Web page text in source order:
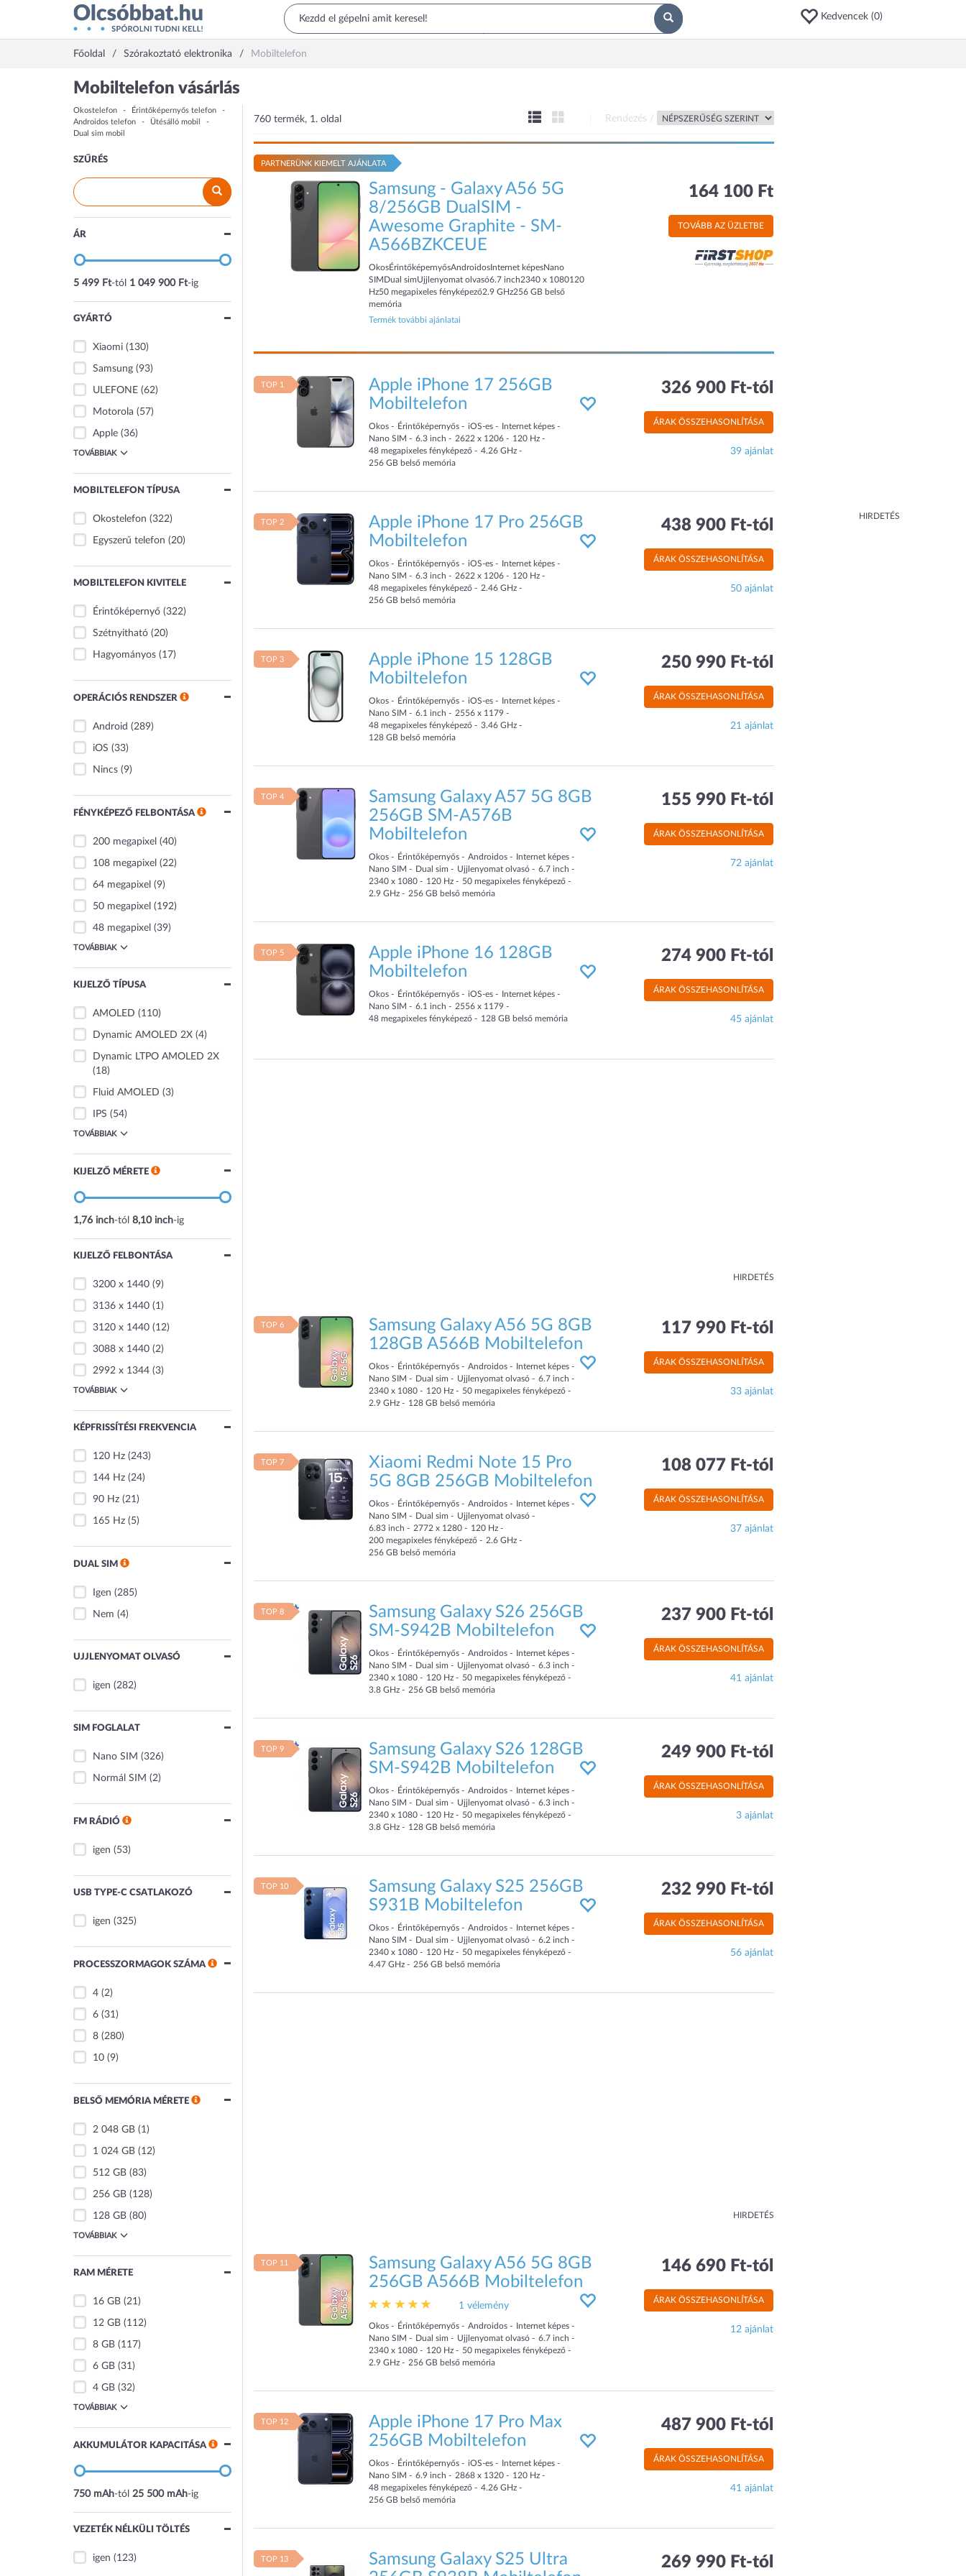
Kedvencek (0)
Főoldal Szórakoztató elektronika Mobiltelefon
HIRDETÉS
Mobiltelefon vásárlás
Okostelefon
Érintőképernyős telefon
Androidos telefon
Ütésálló mobil
Dual sim mobil
SZŰRÉS
ÁR
5 499 Ft-tól 1 049 900 Ft-ig
GYÁRTÓ
Xiaomi (130)
Samsung (93)
ULEFONE (62)
Motorola (57)
Apple (36)
TOVÁBBIAK
MOBILTELEFON TÍPUSA
Okostelefon (322)
Egyszerű telefon (20)
MOBILTELEFON KIVITELE
Érintőképernyő (322)
Szétnyitható (20)
Hagyományos (17)
OPERÁCIÓS RENDSZER
Android (289)
iOS (33)
Nincs (9)
FÉNYKÉPEZŐ FELBONTÁSA
200 megapixel (40)
108 megapixel (22)
64 megapixel (9)
50 megapixel (192)
48 megapixel (39)
TOVÁBBIAK
KIJELZŐ TÍPUSA
AMOLED (110)
Dynamic AMOLED 2X (4)
Dynamic LTPO AMOLED 2X
(18)
Fluid AMOLED (3)
IPS (54)
TOVÁBBIAK
KIJELZŐ MÉRETE
1,76 inch-tól 8,10 inch-ig
KIJELZŐ FELBONTÁSA
3200 x 1440 (9)
3136 x 1440 (1)
3120 x 1440 (12)
3088 x 1440 (2)
2992 x 1344 (3)
TOVÁBBIAK
KÉPFRISSÍTÉSI FREKVENCIA
120 Hz (243)
144 Hz (24)
90 Hz (21)
165 Hz (5)
DUAL SIM
Igen (285)
Nem (4)
UJJLENYOMAT OLVASÓ
igen (282)
SIM FOGLALAT
Nano SIM (326)
Normál SIM (2)
FM RÁDIÓ
igen (53)
USB TYPE-C CSATLAKOZÓ
igen (325)
PROCESSZORMAGOK SZÁMA
4 (2)
6 (31)
8 (280)
10 (9)
BELSŐ MEMÓRIA MÉRETE
2 048 GB (1)
1 024 GB (12)
512 GB (83)
256 GB (128)
128 GB (80)
TOVÁBBIAK
RAM MÉRETE
16 GB (21)
12 GB (112)
8 GB (117)
6 GB (31)
4 GB (32)
TOVÁBBIAK
AKKUMULÁTOR KAPACITÁSA
750 mAh-tól 25 500 mAh-ig
VEZETÉK NÉLKÜLI TÖLTÉS
igen (123)
760 termék, 1. oldal Rendezés /
PARTNERÜNK KIEMELT AJÁNLATA
Samsung - Galaxy A56 5G
8/256GB DualSIM -
Awesome Graphite - SM-
A566BZKCEUE
OkosÉrintőképernyősAndroidosInternet képesNano
SIMDual simUjjlenyomat olvasó6.7 inch2340 x 1080120
Hz50 megapixeles fényképező2.9 GHz256 GB belső
memória
Termék további ajánlatai
164 100 Ft
TOVÁBB AZ ÜZLETBE
TOP 1
Apple iPhone 17 256GB
Mobiltelefon
Okos Érintőképernyős iOS-es
Internet képes
Nano SIM
6.3 inch 2622 x 1206 120 Hz
48 megapixeles fényképező 4.26 GHz
256 GB belső memória
326 900 Ft-tól
ÁRAK ÖSSZEHASONLÍTÁSA
39 ajánlat
TOP 2
Apple iPhone 17 Pro 256GB
Mobiltelefon
Okos Érintőképernyős iOS-es
Internet képes
Nano SIM
6.3 inch 2622 x 1206 120 Hz
48 megapixeles fényképező 2.46 GHz
256 GB belső memória
438 900 Ft-tól
ÁRAK ÖSSZEHASONLÍTÁSA
50 ajánlat
TOP 3
Apple iPhone 15 128GB
Mobiltelefon
Okos Érintőképernyős iOS-es
Internet képes
Nano SIM
6.1 inch
2556 x 1179
48 megapixeles fényképező 3.46 GHz
128 GB belső memória
250 990 Ft-tól
ÁRAK ÖSSZEHASONLÍTÁSA
21 ajánlat
TOP 4
Samsung Galaxy A57 5G 8GB
256GB SM-A576B
Mobiltelefon
Okos Érintőképernyős Androidos
Internet képes
Nano SIM
Dual sim Ujjlenyomat olvasó 6.7 inch
2340 x 1080
120 Hz 50 megapixeles fényképező
2.9 GHz 256 GB belső memória
155 990 Ft-tól
ÁRAK ÖSSZEHASONLÍTÁSA
72 ajánlat
TOP 5
Apple iPhone 16 128GB
Mobiltelefon
Okos Érintőképernyős iOS-es
Internet képes
Nano SIM
6.1 inch
2556 x 1179
48 megapixeles fényképező 128 GB belső memória
274 900 Ft-tól
ÁRAK ÖSSZEHASONLÍTÁSA
45 ajánlat
HIRDETÉS
TOP 6
Samsung Galaxy A56 5G 8GB
128GB A566B Mobiltelefon
Okos Érintőképernyős Androidos
Internet képes
Nano SIM
Dual sim Ujjlenyomat olvasó 6.7 inch
2340 x 1080
120 Hz 50 megapixeles fényképező
2.9 GHz 128 GB belső memória
117 990 Ft-tól
ÁRAK ÖSSZEHASONLÍTÁSA
33 ajánlat
TOP 7
Xiaomi Redmi Note 15 Pro
5G 8GB 256GB Mobiltelefon
Okos Érintőképernyős Androidos
Internet képes
Nano SIM
Dual sim
Ujjlenyomat olvasó
6.83 inch 2772 x 1280 120 Hz
200 megapixeles fényképező 2.6 GHz
256 GB belső memória
108 077 Ft-tól
ÁRAK ÖSSZEHASONLÍTÁSA
37 ajánlat
TOP 8
Samsung Galaxy S26 256GB
SM-S942B Mobiltelefon
Okos Érintőképernyős Androidos
Internet képes
Nano SIM
Dual sim Ujjlenyomat olvasó 6.3 inch
2340 x 1080
120 Hz 50 megapixeles fényképező
3.8 GHz 256 GB belső memória
237 900 Ft-tól
ÁRAK ÖSSZEHASONLÍTÁSA
41 ajánlat
TOP 9
Samsung Galaxy S26 128GB
SM-S942B Mobiltelefon
Okos Érintőképernyős Androidos
Internet képes
Nano SIM
Dual sim Ujjlenyomat olvasó 6.3 inch
2340 x 1080
120 Hz 50 megapixeles fényképező
3.8 GHz 128 GB belső memória
249 900 Ft-tól
ÁRAK ÖSSZEHASONLÍTÁSA
3 ajánlat
TOP 10
Samsung Galaxy S25 256GB
S931B Mobiltelefon
Okos Érintőképernyős Androidos
Internet képes
Nano SIM
Dual sim Ujjlenyomat olvasó 6.2 inch
2340 x 1080
120 Hz 50 megapixeles fényképező
4.47 GHz 256 GB belső memória
232 990 Ft-tól
ÁRAK ÖSSZEHASONLÍTÁSA
56 ajánlat
HIRDETÉS
TOP 11
Samsung Galaxy A56 5G 8GB
256GB A566B Mobiltelefon
1 vélemény
Okos Érintőképernyős Androidos
Internet képes
Nano SIM
Dual sim Ujjlenyomat olvasó 6.7 inch
2340 x 1080
120 Hz 50 megapixeles fényképező
2.9 GHz 256 GB belső memória
146 690 Ft-tól
ÁRAK ÖSSZEHASONLÍTÁSA
12 ajánlat
TOP 12
Apple iPhone 17 Pro Max
256GB Mobiltelefon
Okos Érintőképernyős iOS-es
Internet képes
Nano SIM
6.9 inch 2868 x 1320 120 Hz
48 megapixeles fényképező 4.26 GHz
256 GB belső memória
487 900 Ft-tól
ÁRAK ÖSSZEHASONLÍTÁSA
41 ajánlat
TOP 13
Samsung Galaxy S25 Ultra
269 990 Ft-tól